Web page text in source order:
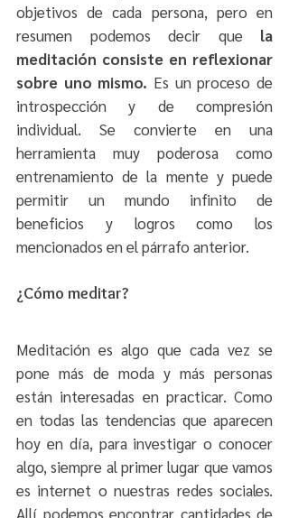
objetivos de cada persona, pero en
resumen podemos decir que la
meditación consiste en reflexionar
sobre uno mismo. Es un proceso de
introspección y de compresión
individual. Se convierte en una
herramienta muy poderosa como
entrenamiento de la mente y puede
permitir un mundo infinito de
beneficios y logros como los
mencionados en el párrafo anterior.
¿Cómo meditar?
Meditación es algo que cada vez se
pone más de moda y más personas
están interesadas en practicar. Como
en todas las tendencias que aparecen
hoy en día, para investigar o conocer
algo, siempre al primer lugar que vamos
es internet o nuestras redes sociales.
Allí podemos encontrar cantidades de